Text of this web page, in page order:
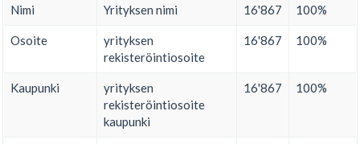
Nimi Yrityksen nimi 16'867 100%
Osoite
yrityksen
rekisteröintiosoite
16'867 100%
Kaupunki
yrityksen
rekisteröintiosoite
kaupunki
16'867 100%